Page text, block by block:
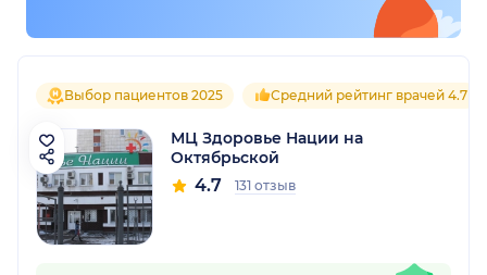
Выбор пациентов 2025 Средний рейтинг врачей 4.7
МЦ Здоровье Нации на
Октябрьской
4.7 131 отзыв